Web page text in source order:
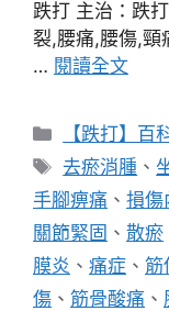
跌打 主治：跌
裂,腰痛,腰傷,頸
… 閱讀全文
分
類
【跌打】百
標
籤
去瘀消腫 、
手腳痹痛 、 損傷
關節緊固 、 散瘀
膜炎 、 痛症 、 筋
傷 、 筋骨酸痛 、